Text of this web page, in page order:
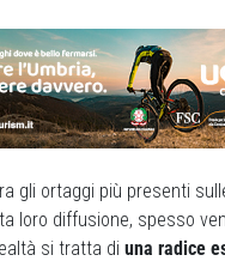
gli ortaggi più presenti
loro diffusione, spesso
si tratta di una radice